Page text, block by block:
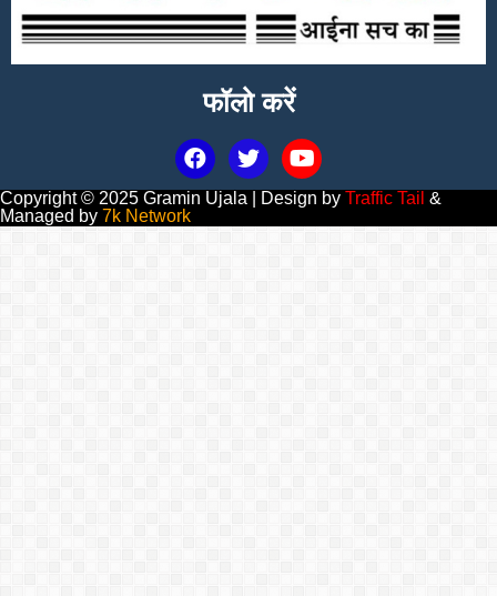
फॉलो करें
Copyright © 2025 Gramin Ujala | Design by Traffic Tail &
Managed by 7k Network